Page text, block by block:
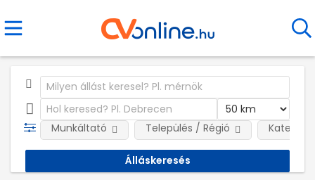
Munkáltató Település / Régió